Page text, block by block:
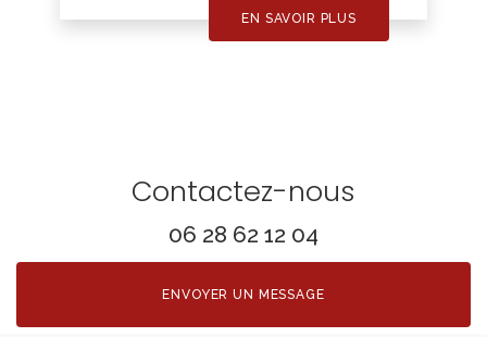
EN SAVOIR PLUS
Contactez-nous
06 28 62 12 04
ENVOYER UN MESSAGE